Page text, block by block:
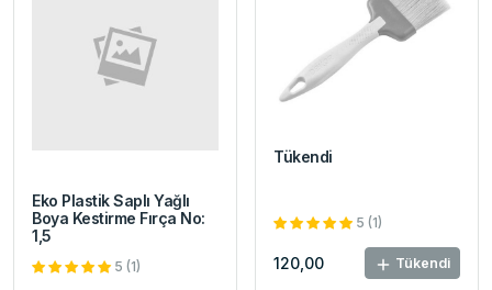
Eko Plastik Saplı Yağlı
Boya Kestirme Fırça No:
1,5
5 (1)
Tükendi
5 (1)
120,00 Tükendi